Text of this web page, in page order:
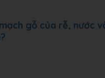
gỗ của rễ, nước